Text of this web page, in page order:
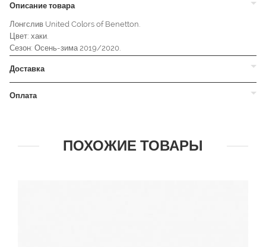
Описание товара
Лонгслив United Colors of Benetton.
Цвет: хаки.
Сезон: Осень-зима 2019/2020.
Доставка
Оплата
ПОХОЖИЕ ТОВАРЫ